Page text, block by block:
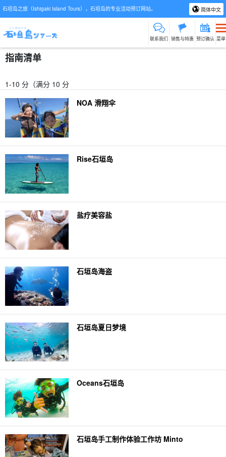
石垣岛之旅（Ishigaki Island Tours），石垣岛的专业活动预订网站。 简体中文
联系我们 销售与特惠 预订确认 菜单
指南清单
1-10 分（满分 10 分
NOA 滑翔伞
Rise石垣岛
盐疗美容盐
石垣岛海盗
石垣岛夏日梦境
Oceans石垣岛
石垣岛手工制作体验工作坊 Minto